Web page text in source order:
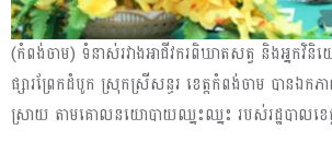
(កំពង់ចាម) ទំនាស់រវាងអាជីវករពិឃាតសត្វ និងអ្នកវិ
ផ្សារព្រែកដំបូក ស្រុកស្រីសន្ធរ ខេត្តកំពង់ចាម បាន
ស្រាយ តាមគោលនយោបាយឈ្នះឈ្នះ របស់រដ្ឋបាលខេ